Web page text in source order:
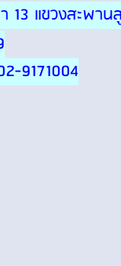
แขวงสะพาน
9171004